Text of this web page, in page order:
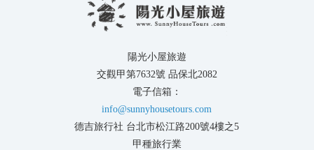
陽光小屋旅遊
交觀甲第7632號 品保北2082
電子信箱：
info@sunnyhousetours.com
德吉旅行社 台北市松江路200號4樓之5
甲種旅行業